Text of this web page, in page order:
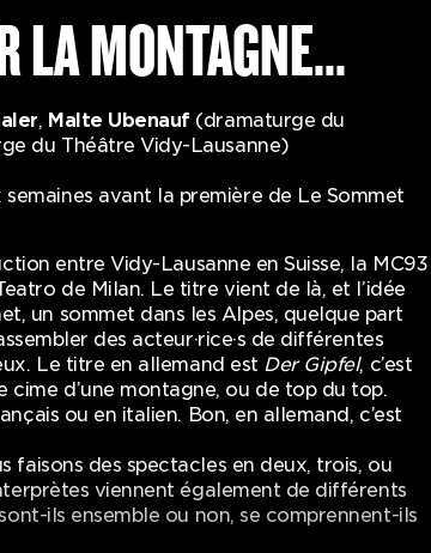
LA MONTAGNE...
, Malte Ubenauf (dramaturge du
du Théâtre Vidy-Lausanne)
avant la première de Le Sommet
entre Vidy-Lausanne en Suisse, la MC93
de Milan. Le titre vient de là, et l’idée
un sommet dans les Alpes, quelque part
des acteur·rice·s de différentes
Le titre en allemand est Der Gipfel, c’est
cime d’une montagne, ou de top du top.
ou en italien. Bon, en allemand, c’est
faisons des spectacles en deux, trois, ou
viennent également de différents
ils ensemble ou non, se comprennent-ils